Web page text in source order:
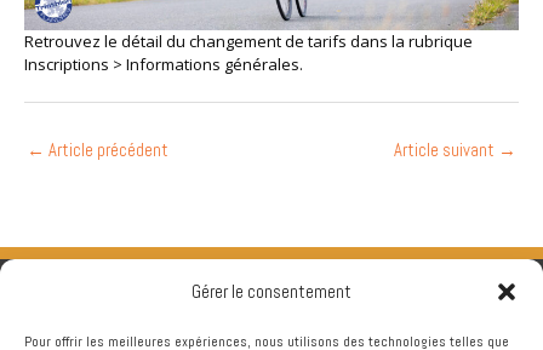
Gérer le consentement
Pour offrir les meilleures expériences, nous utilisons des technologies telles que
Retrouvez le détail du changement de tarifs dans la rubrique
Inscriptions > Informations générales.
← Article précédent Article suivant →